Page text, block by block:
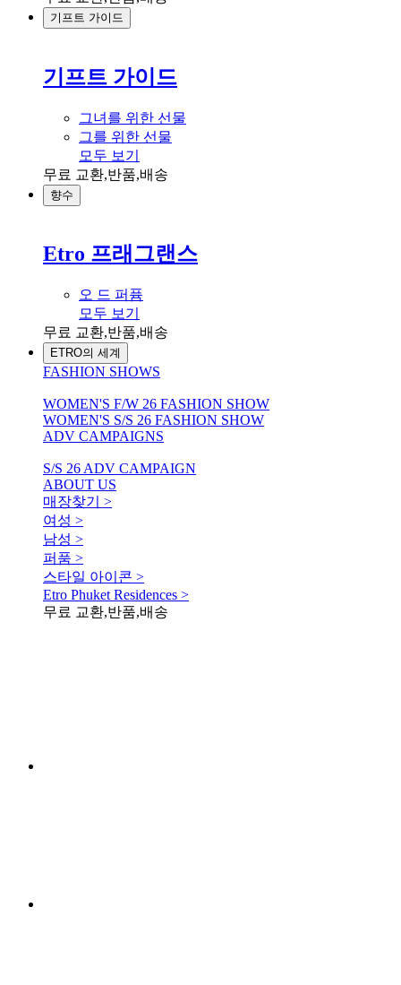
기프트 가이드
기프트 가이드
그녀를 위한 선물
그를 위한 선물
모두 보기
무료 교환,반품,배송
향수
Etro 프래그랜스
오 드 퍼퓸
모두 보기
무료 교환,반품,배송
ETRO의 세계
FASHION SHOWS
WOMEN'S F/W 26 FASHION SHOW
WOMEN'S S/S 26 FASHION SHOW
ADV CAMPAIGNS
S/S 26 ADV CAMPAIGN
ABOUT US
매장찾기 >
여성 >
남성 >
퍼품 >
스타일 아이콘 >
Etro Phuket Residences >
무료 교환,반품,배송